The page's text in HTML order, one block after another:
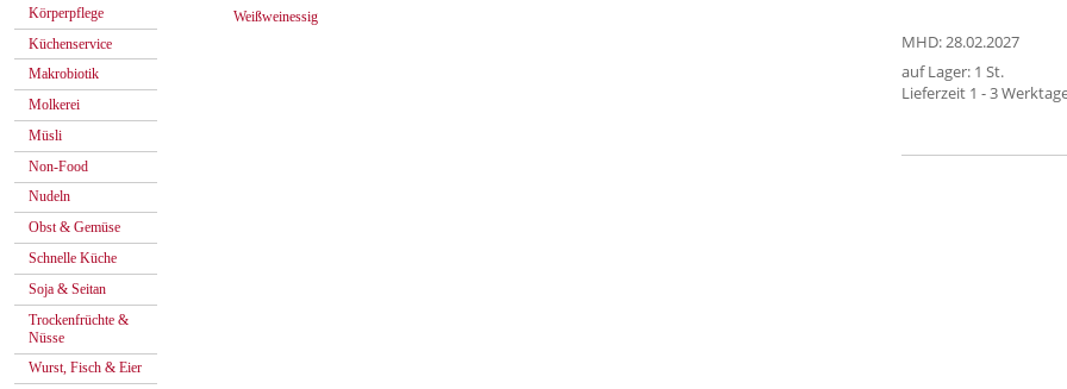
Körperpflege
Küchenservice
Makrobiotik
Molkerei
Müsli
Non-Food
Nudeln
Obst & Gemüse
Schnelle Küche
Soja & Seitan
Trockenfrüchte &
Nüsse
Wurst, Fisch & Eier
Weißweinessig
MHD: 28.02.2027
auf Lager: 1 St.
Lieferzeit 1 - 3